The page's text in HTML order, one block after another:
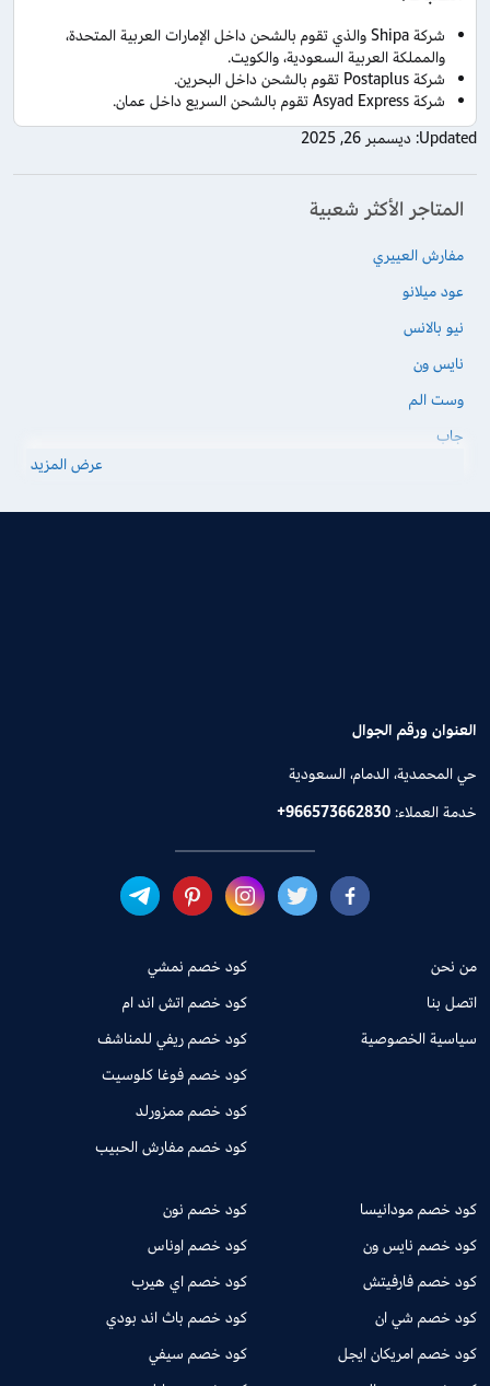
شركة Shipa والذي تقوم بالشحن داخل الإمارات العربية المتحدة،
والمملكة العربية السعودية، والكويت.
شركة Postaplus تقوم بالشحن داخل البحرين.
شركة Asyad Express تقوم بالشحن السريع داخل عمان.
Updated: ديسمبر 26, 2025
المتاجر الأكثر شعبية
مفارش العييري
عود ميلانو
نيو بالانس
نايس ون
وست الم
جاب
عرض المزيد
العنوان ورقم الجوال
حي المحمدية، الدمام، السعودية
خدمة العملاء:+966573662830
من نحن
اتصل بنا
سياسية الخصوصية
كود خصم نمشي
كود خصم اتش اند ام
كود خصم ريفي للمناشف
كود خصم فوغا كلوسيت
كود خصم ممزورلد
كود خصم مفارش الحبيب
كود خصم مودانيسا
كود خصم نايس ون
كود خصم فارفيتش
كود خصم شي ان
كود خصم امريكان ايجل
كود خصم نون
كود خصم اوناس
كود خصم اي هيرب
كود خصم باث اند بودي
كود خصم سيفي